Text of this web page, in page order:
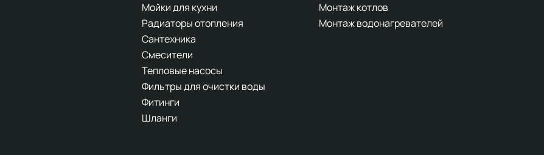
Мойки для кухни
Радиаторы отопления
Сантехника
Смесители
Тепловые насосы
Фильтры для очистки воды
Фитинги
Шланги
Монтаж котлов
Монтаж водонагревателей